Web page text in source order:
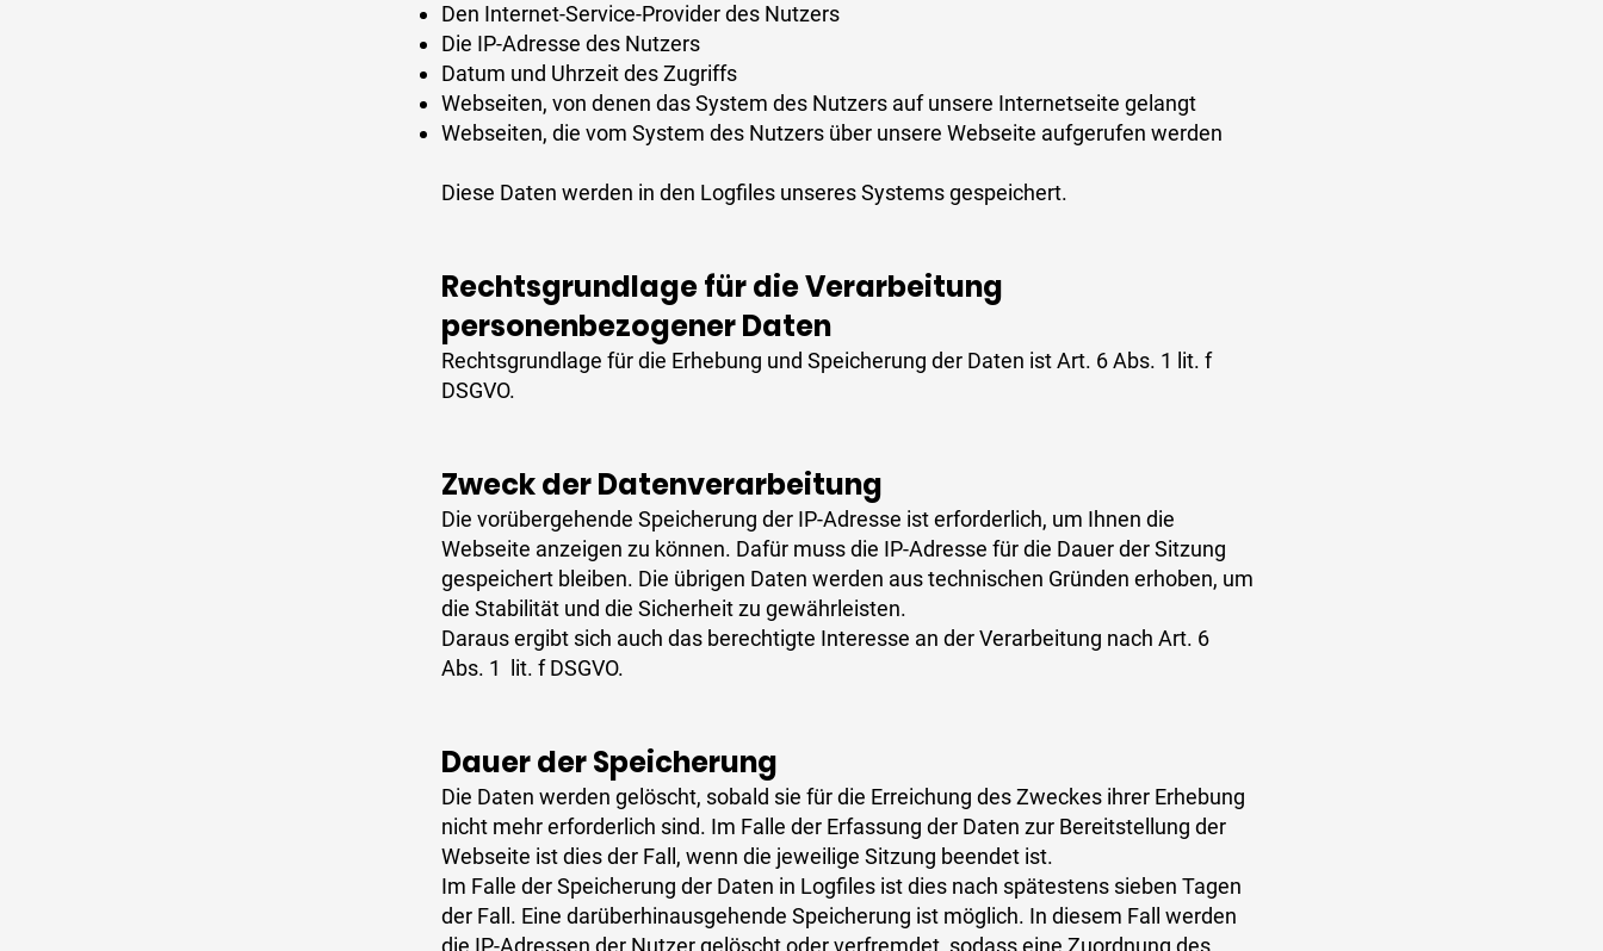
Den Internet-Service-Provider des Nutzers
Die IP-Adresse des Nutzers
Datum und Uhrzeit des Zugriffs
Webseiten, von denen das System des Nutzers auf unsere Internetseite gelangt
Webseiten, die vom System des Nutzers über unsere Webseite aufgerufen werden
Diese Daten werden in den Logfiles unseres Systems gespeichert.
Rechtsgrundlage für die Verarbeitung
personenbezogener Daten
Rechtsgrundlage für die Erhebung und Speicherung der Daten ist Art. 6 Abs. 1 lit. f
DSGVO.
Zweck der Datenverarbeitung
Die vorübergehende Speicherung der IP-Adresse ist erforderlich, um Ihnen die
Webseite anzeigen zu können. Dafür muss die IP-Adresse für die Dauer der Sitzung
gespeichert bleiben. Die übrigen Daten werden aus technischen Gründen erhoben, um
die Stabilität und die Sicherheit zu gewährleisten.
Daraus ergibt sich auch das berechtigte Interesse an der Verarbeitung nach Art. 6
Abs. 1 lit. f DSGVO.
Dauer der Speicherung
Die Daten werden gelöscht, sobald sie für die Erreichung des Zweckes ihrer Erhebung
nicht mehr erforderlich sind. Im Falle der Erfassung der Daten zur Bereitstellung der
Webseite ist dies der Fall, wenn die jeweilige Sitzung beendet ist.
Im Falle der Speicherung der Daten in Logfiles ist dies nach spätestens sieben Tagen
der Fall. Eine darüberhinausgehende Speicherung ist möglich. In diesem Fall werden
die IP-Adressen der Nutzer gelöscht oder verfremdet, sodass eine Zuordnung des